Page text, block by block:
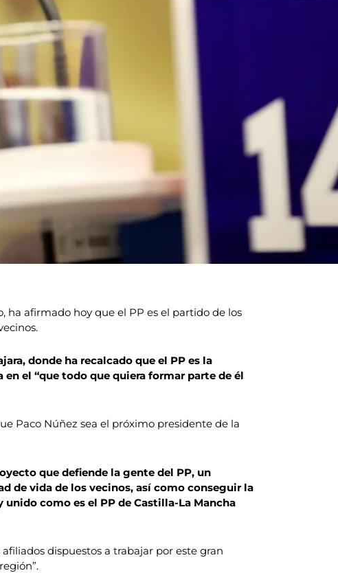
ha afirmado hoy que el PP es el partido de los
donde ha recalcado que el PP es la
el “que todo que quiera formar parte de él
Paco Núñez sea el próximo presidente de la
que defiende la gente del PP, un
de vida de los vecinos, así como conseguir la
como es el PP de Castilla-La Mancha
dispuestos a trabajar por este gran